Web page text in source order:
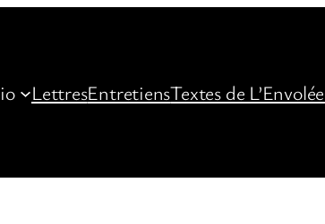
LettresEntretiensTextes de L’Envolée